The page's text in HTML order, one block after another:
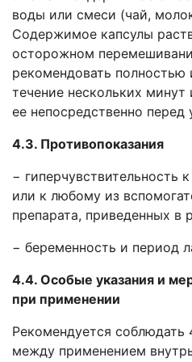
воды или смеси (чай,
Содержимое капсулы
осторожном
рекомендовать полностью
течение нескольких минут
ее непосредственно перед
4.3. Противопоказания
− гиперчувствительность
или к любому из
препарата, приведенных в
− беременность и период
4.4. Особые указания и
при применении
Рекомендуется
между применением